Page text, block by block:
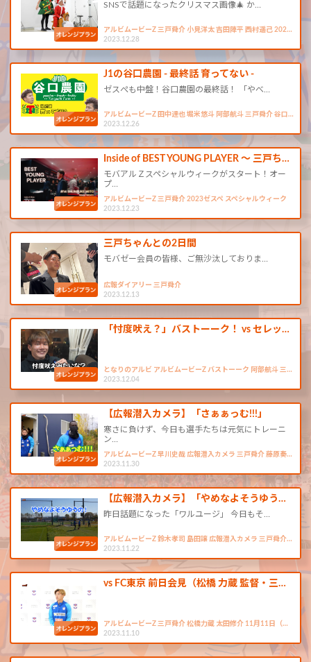
SNSで話題になったクリスマス画像🎄 か…
アルビムービーZ 三戸舜介 小見洋太 吉田陣平 西村遥己 202…
2023.12.28
J1の谷口農園 - 最終話 育ってない -
ゼスぺも中盤！谷口農園の最終話！ 「やべ…
アルビムービーZ 田中達也 堀米悠斗 阿部航斗 三戸舜介 谷口…
2023.12.26
Inside of BEST YOUNG PLAYER ～ 三戸ち…
モバアルＺスペシャルウィークがスタート！オー
プ…
アルビムービーZ 三戸舜介 2023ゼスペ スペシャルウィーク
2023.12.23
三戸ちゃんとの2日間
モバゼー会員の皆様、ご無沙汰しておりま…
広報ダイアリー 三戸舜介
2023.12.13
「忖度吠え？」バストーーク！ vs セレッ…
となりのアルビ アルビムービーZ バストーーク 阿部航斗 三…
2023.12.04
【広報潜入カメラ】「さぁぁっむ!!!」
寒さに負けず、今日も選手たちは元気にトレーニ
ン…
アルビムービーZ 早川史哉 広報潜入カメラ 三戸舜介 藤原奏…
2023.11.30
【広報潜入カメラ】「やめなよそうゆう…
昨日話題になった「ワルユージ」 今日もそ…
アルビムービーZ 鈴木孝司 島田譲 広報潜入カメラ 三戸舜介…
2023.11.22
vs FC東京 前日会見（松橋 力蔵 監督・三…
アルビムービーZ 三戸舜介 松橋力蔵 太田修介 11月11日（…
2023.11.10